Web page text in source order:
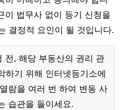
이 법무사 없이 등기 신청을
결정적 요인이 될 것입니다.
전, 해당 부동산의 권리 관
하기 위해 인터넷등기소에
람을 여러 번 하여 변동 사
습관을 들이세요.